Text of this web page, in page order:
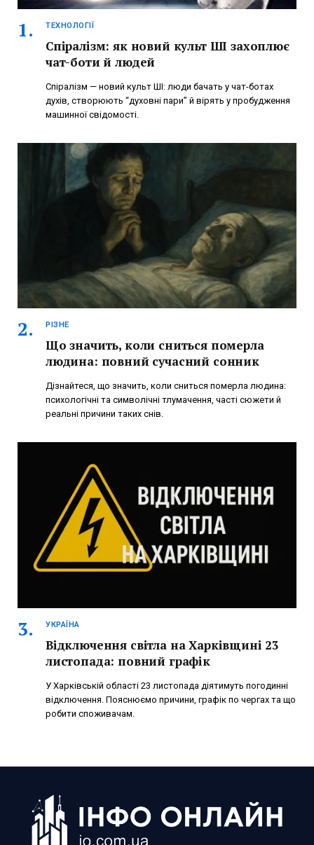
ТЕХНОЛОГІЇ
Спіралізм: як новий культ ШІ захоплює
чат-боти й людей
Спіралізм — новий культ ШІ: люди бачать у чат-ботах
духів, створюють “духовні пари” й вірять у пробудження
машинної свідомості.
РІЗНЕ
Що значить, коли сниться померла
людина: повний сучасний сонник
Дізнайтеся, що значить, коли сниться померла людина:
психологічні та символічні тлумачення, часті сюжети й
реальні причини таких снів.
УКРАЇНА
Відключення світла на Харківщині 23
листопада: повний графік
У Харківській області 23 листопада діятимуть погодинні
відключення. Пояснюємо причини, графік по чергах та що
робити споживачам.